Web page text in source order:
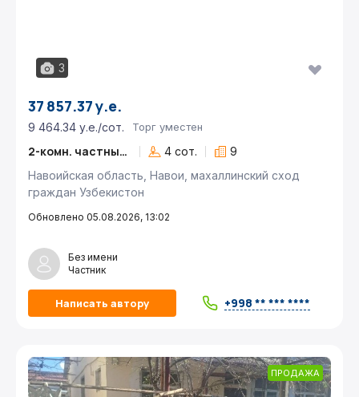
3
37 857.37 у.е.
9 464.34 у.е./сот. Торг уместен
2-комн. частный дом 4 сот.
9
Навоийская область, Навои, махаллинский сход
граждан Узбекистон
Обновлено 05.08.2026, 13:02
Без имени
Частник
Написать автору +998 ** *** ****
ПРОДАЖА